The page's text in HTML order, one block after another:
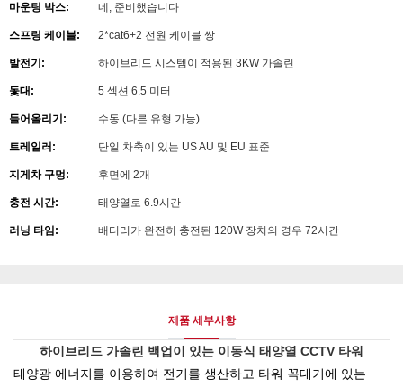
마운팅 박스: 네, 준비했습니다
스프링 케이블: 2*cat6+2 전원 케이블 쌍
발전기: 하이브리드 시스템이 적용된 3KW 가솔린
돛대: 5 섹션 6.5 미터
들어올리기: 수동 (다른 유형 가능)
트레일러: 단일 차축이 있는 US AU 및 EU 표준
지게차 구멍: 후면에 2개
충전 시간: 태양열로 6.9시간
러닝 타임: 배터리가 완전히 충전된 120W 장치의 경우 72시간
제품 세부사항
하이브리드 가솔린 백업이 있는 이동식 태양열 CCTV 타워
태양광 에너지를 이용하여 전기를 생산하고 타워 꼭대기에 있는